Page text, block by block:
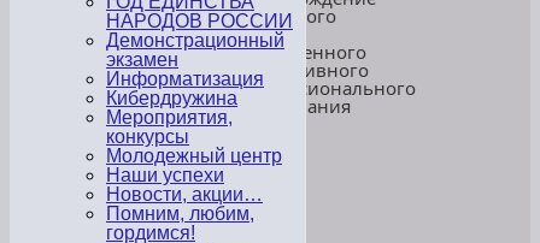
доступного
и
качественного
инклюзивного
профессионального
образования
в
БПОО,
но
НАРОДОВ РОССИИ
Демонстрационный
экзамен
Информатизация
Кибердружина
Мероприятия,
конкурсы
Молодежный центр
Наши успехи
Новости, акции…
Помним, любим,
гордимся!